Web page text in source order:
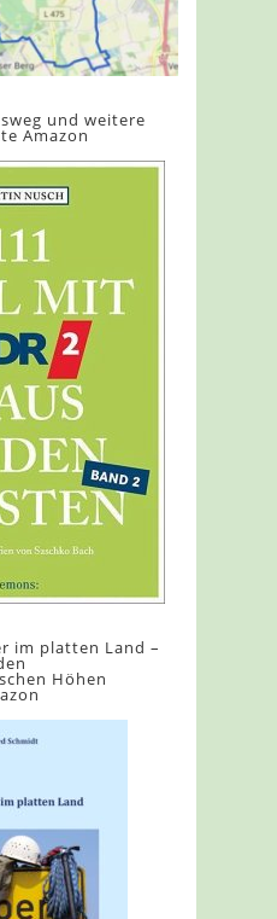
und weitere
Amazon
im platten Land –
Höhen